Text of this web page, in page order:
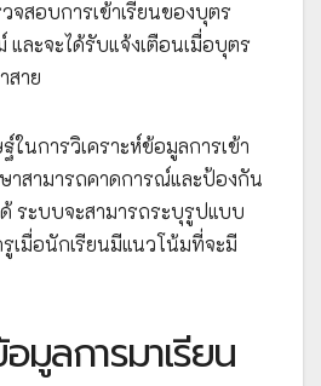
จสอบการเข้าเรียนของบุตร
และจะได้รับแจ้งเตือนเมื่อบุตร
สาย
นการวิเคราะห์ข้อมูลการเข้า
าสามารถคาดการณ์และป้องกัน
ระบบจะสามารถระบุรูปแบบ
เมื่อนักเรียนมีแนวโน้มที่จะมี
มูลการมาเรียน